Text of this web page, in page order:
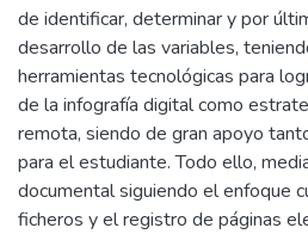
de identificar, determinar y por
desarrollo de las variables,
herramientas tecnológicas para
de la infografía digital como
remota, siendo de gran apoyo
para el estudiante. Todo ello,
documental siguiendo el enfoque
ficheros y el registro de páginas